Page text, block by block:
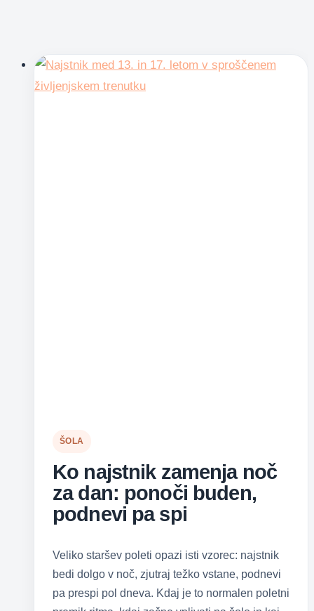
ŠOLA
Ko najstnik zamenja noč
za dan: ponoči buden,
podnevi pa spi
Veliko staršev poleti opazi isti vzorec: najstnik
bedi dolgo v noč, zjutraj težko vstane, podnevi
pa prespi pol dneva. Kdaj je to normalen poletni